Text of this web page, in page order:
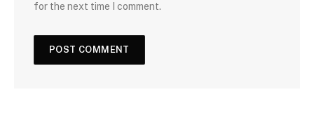
for the next time I comment.